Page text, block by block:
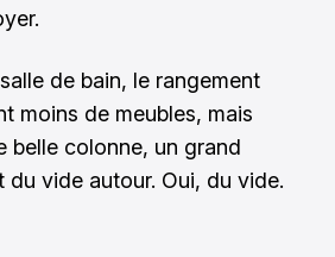
de bain, le rangement
moins de meubles, mais
belle colonne, un grand
du vide autour. Oui, du vide.